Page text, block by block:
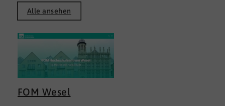
Alle ansehen
FOM Wesel